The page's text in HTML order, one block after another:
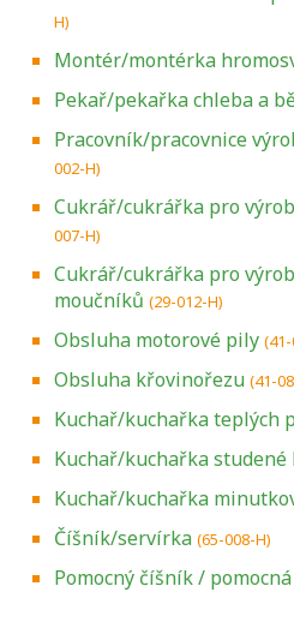
H)
Montér/montérka
Pekař/pekařka chleba a
Pracovník/pracovnice
002-H)
Cukrář/cukrářka pro
007-H)
Cukrář/cukrářka pro
moučníků (29-012-H)
Obsluha motorové pily
Obsluha křovinořezu (41-
Kuchař/kuchařka teplých
Kuchař/kuchařka studené
Kuchař/kuchařka
Číšník/servírka (65-008-H)
Pomocný číšník /
Projděte si seznam